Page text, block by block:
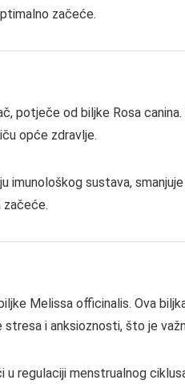
začeće.
potječe od biljke Rosa
opće zdravlje.
imunološkog sustava,
začeće.
Melissa officinalis. Ova
i anksioznosti, što je
menstrualnog